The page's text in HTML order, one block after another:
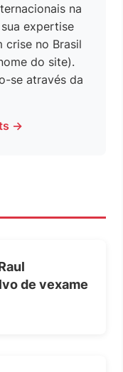
na
expertise
crise no Brasil
do site).
se através da
→
de vexame